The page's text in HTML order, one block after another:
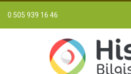
0 505 939 16 46